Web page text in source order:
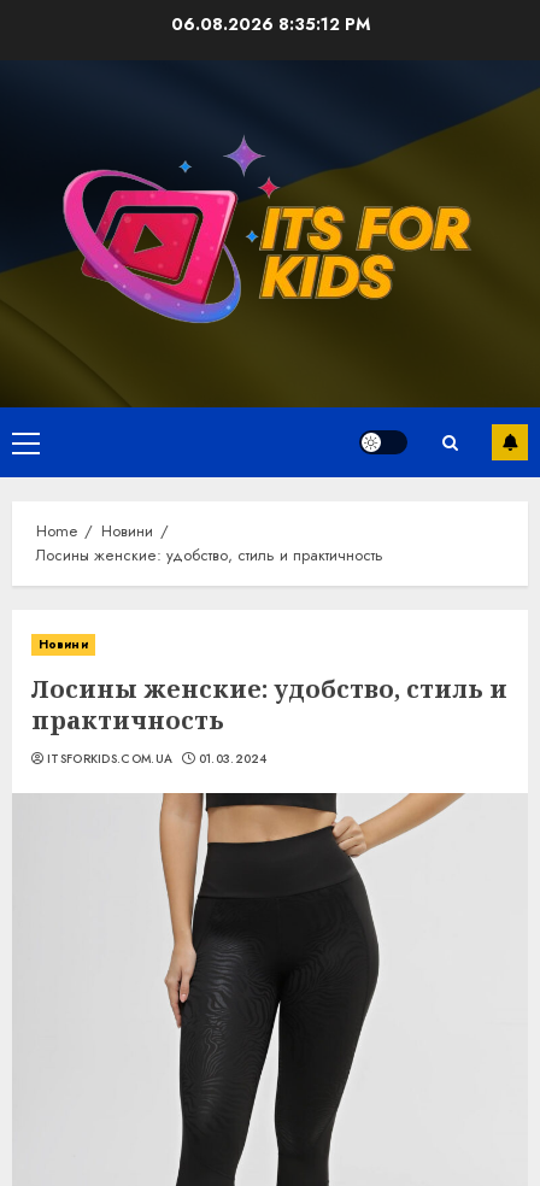
06.08.2026 8:35:13 PM
Primary
Menu
Home
Новини
Лосины женские: удобство, стиль и практичность
Новини
Лосины женские: удобство, стиль и
практичность
ITSFORKIDS.COM.UA 01.03.2024